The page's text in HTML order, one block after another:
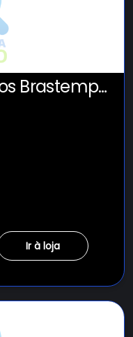
Brastemp
Ir à loja